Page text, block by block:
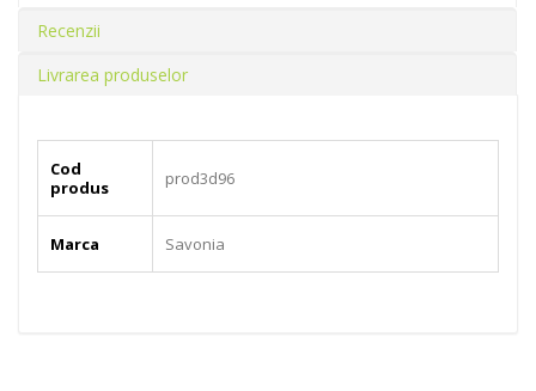
Recenzii
Livrarea produselor
Cod
produs
prod3d96
Marca Savonia